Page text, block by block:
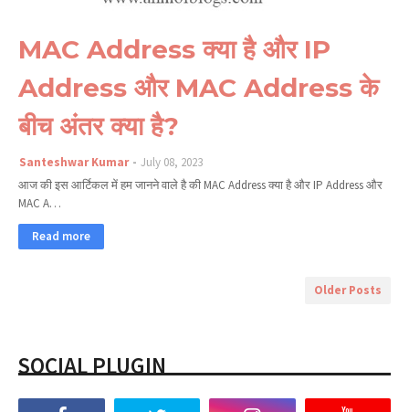
MAC Address क्या है और IP
Address और MAC Address के
बीच अंतर क्या है?
Santeshwar Kumar
July 08, 2023
आज की इस आर्टिकल में हम जानने वाले है की MAC Address क्या है और IP ​​Address और
MAC A…
Read more
Older Posts
SOCIAL PLUGIN